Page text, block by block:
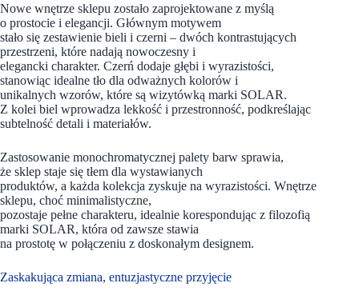
Nowe wnętrze sklepu zostało zaprojektowane z myślą
o prostocie i elegancji. Głównym motywem
stało się zestawienie bieli i czerni – dwóch kontrastujących
przestrzeni, które nadają nowoczesny i
elegancki charakter. Czerń dodaje głębi i wyrazistości,
stanowiąc idealne tło dla odważnych kolorów i
unikalnych wzorów, które są wizytówką marki SOLAR.
Z kolei biel wprowadza lekkość i przestronność, podkreślając
subtelność detali i materiałów.
Zastosowanie monochromatycznej palety barw sprawia,
że sklep staje się tłem dla wystawianych
produktów, a każda kolekcja zyskuje na wyrazistości. Wnętrze
sklepu, choć minimalistyczne,
pozostaje pełne charakteru, idealnie korespondując z filozofią
marki SOLAR, która od zawsze stawia
na prostotę w połączeniu z doskonałym designem.
Zaskakująca zmiana, entuzjastyczne przyjęcie